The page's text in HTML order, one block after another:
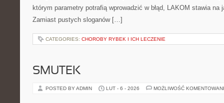
którym parametry potrafią wprowadzić w błąd, LAKOM stawia na
Zamiast pustych sloganów […]
CATEGORIES: CHOROBY RYBEK I ICH LECZENIE
SMUTEK
POSTED BY ADMIN LUT - 6 - 2026 MOŻLIWOŚĆ